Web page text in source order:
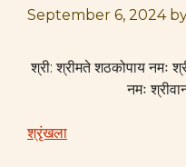
September 6, 2024
श्री: श्रीमते शठकोपाय नमः
नमः
श्रृंखला